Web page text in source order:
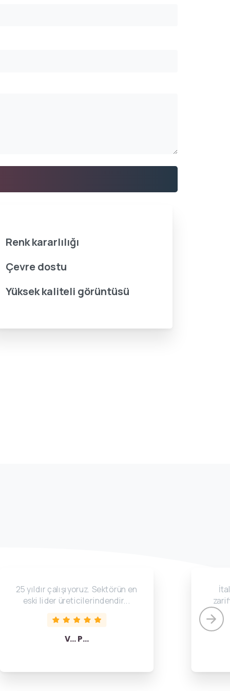
Renk kararlılığı
Çevre dostu
Yüksek kaliteli görüntüsü
25 yıldır çalışıyoruz. Sektörün en
eski lider üreticilerindendir...
V... P...